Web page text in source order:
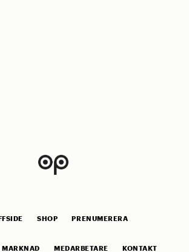
SHOP PRENUMERERA
MARKNAD MEDARBETARE KONTAKT